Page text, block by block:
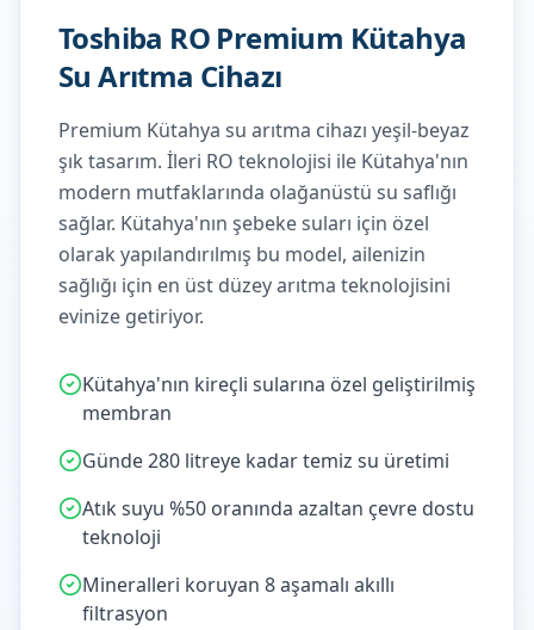
Toshiba RO Premium Kütahya
Su Arıtma Cihazı
Premium Kütahya su arıtma cihazı yeşil-beyaz
şık tasarım. İleri RO teknolojisi ile Kütahya'nın
modern mutfaklarında olağanüstü su saflığı
sağlar. Kütahya'nın şebeke suları için özel
olarak yapılandırılmış bu model, ailenizin
sağlığı için en üst düzey arıtma teknolojisini
evinize getiriyor.
Kütahya'nın kireçli sularına özel geliştirilmiş
membran
Günde 280 litreye kadar temiz su üretimi
Atık suyu %50 oranında azaltan çevre dostu
teknoloji
Mineralleri koruyan 8 aşamalı akıllı
filtrasyon